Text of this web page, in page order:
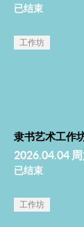
已结束
工作坊
隶书艺术工作
2026.04.04
已结束
工作坊